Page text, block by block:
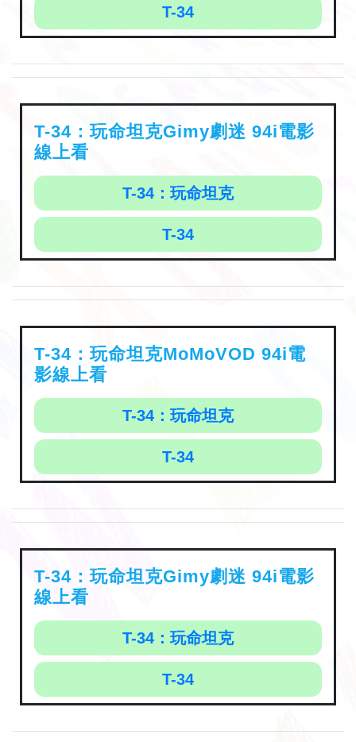
T-34
T-34：玩命坦克Gimy劇迷 94i電影
線上看
T-34：玩命坦克
T-34
T-34：玩命坦克MoMoVOD 94i電
影線上看
T-34：玩命坦克
T-34
T-34：玩命坦克Gimy劇迷 94i電影
線上看
T-34：玩命坦克
T-34